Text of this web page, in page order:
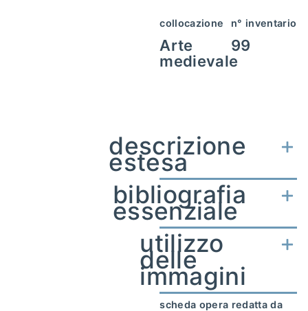
collocazione
Arte
medievale
n° inventario
99
descrizione
estesa
bibliografia
essenziale
utilizzo
delle
immagini
scheda opera redatta da